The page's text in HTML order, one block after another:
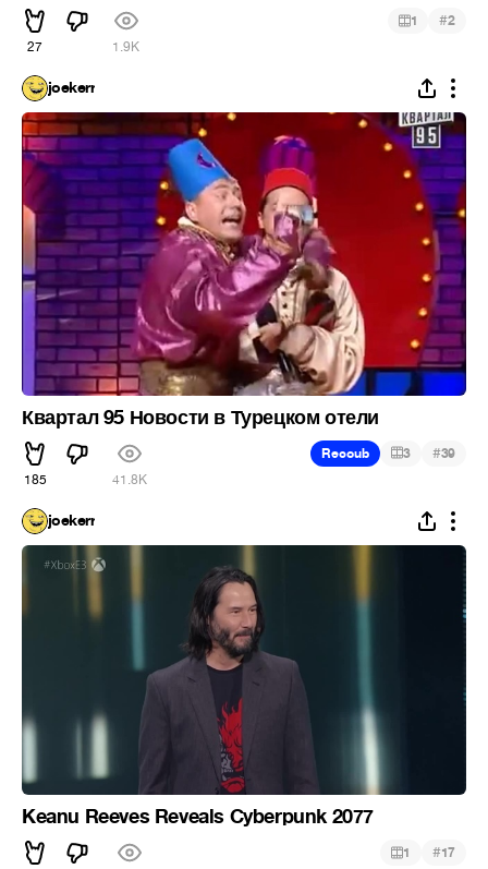
27 1.9K
1 #2
joekerr
Квартал 95 Новости в Турецком отели
185 41.8K
Recoub 3 #39
joekerr
Keanu Reeves Reveals Cyberpunk 2077
1 #17